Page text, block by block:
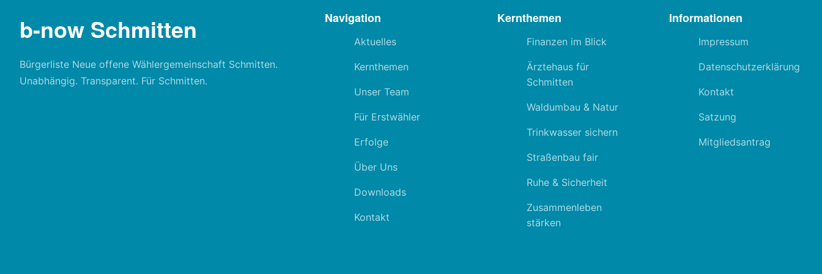
b-now Schmitten
Bürgerliste Neue offene Wählergemeinschaft Schmitten.
Unabhängig. Transparent. Für Schmitten.
Navigation
Aktuelles
Kernthemen
Unser Team
Für Erstwähler
Erfolge
Über Uns
Downloads
Kontakt
Kernthemen
Finanzen im Blick
Ärztehaus für
Schmitten
Waldumbau & Natur
Trinkwasser sichern
Straßenbau fair
Ruhe & Sicherheit
Zusammenleben
stärken
Informationen
Impressum
Datenschutzerklärung
Kontakt
Satzung
Mitgliedsantrag